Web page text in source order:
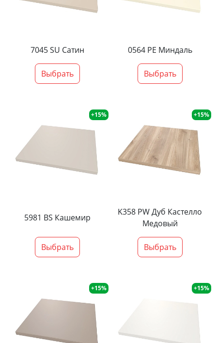
7045 SU Сатин
Выбрать
0564 PE Миндаль
Выбрать
+15%
5981 BS Кашемир
Выбрать
+15%
K358 PW Дуб Кастелло
Медовый
Выбрать
+15% +15%